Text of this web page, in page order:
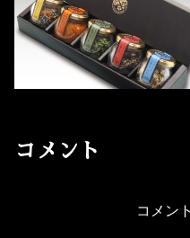
コメント
コメン